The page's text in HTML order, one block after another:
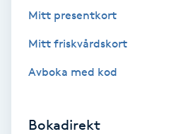
Celluliter
Coachning
Color correction
Mitt presentkort
Mitt friskvårdskort
Avboka med kod
Bokadirekt